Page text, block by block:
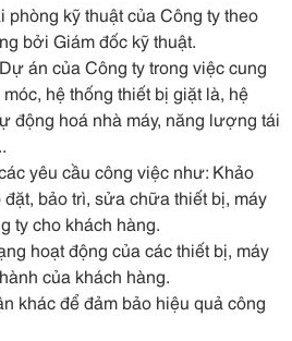
kỹ thuật của Công ty theo
bởi Giám đốc kỹ thuật.
án của Công ty trong việc cung
hệ thống thiết bị giặt là, hệ
động hoá nhà máy, năng lượng tái
yêu cầu công việc như: Khảo
bảo trì, sửa chữa thiết bị, máy
ty cho khách hàng.
hoạt động của các thiết bị, máy
của khách hàng.
khác để đảm bảo hiệu quả công